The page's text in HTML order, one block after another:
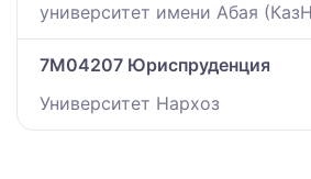
университет имени Абая
7M04207 Юриспруденция
Университет Нархоз